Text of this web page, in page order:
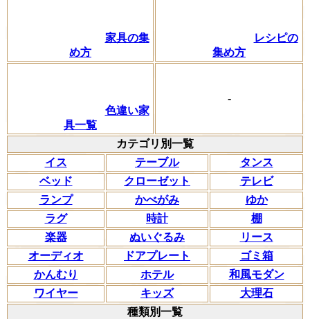
家具の集
め方
レシピの
集め方
色違い家
具一覧
-
カテゴリ別一覧
イス
テーブル
タンス
ベッド
クローゼット
テレビ
ランプ
かべがみ
ゆか
ラグ
時計
棚
楽器
ぬいぐるみ
リース
オーディオ
ドアプレート
ゴミ箱
かんむり
ホテル
和風モダン
ワイヤー
キッズ
大理石
種類別一覧